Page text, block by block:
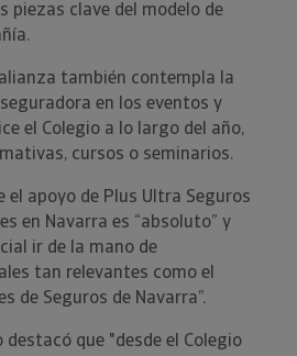
piezas clave del modelo de
también contempla la
en los eventos y
el Colegio a lo largo del año,
cursos o seminarios.
el apoyo de Plus Ultra Seguros
en Navarra es “absoluto” y
ir de la mano de
tan relevantes como el
de Seguros de Navarra”.
destacó que "desde el Colegio